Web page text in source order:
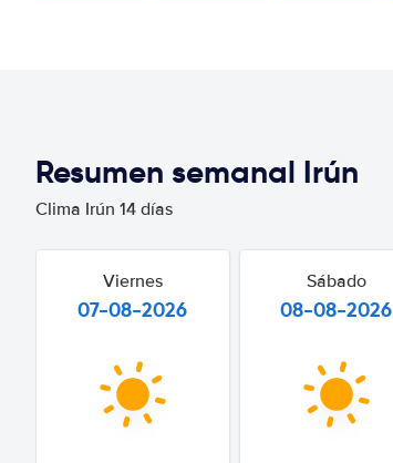
Resumen semanal Irún
Clima Irún 14 días
Viernes
07-08-2026
Sábado
08-08-2026